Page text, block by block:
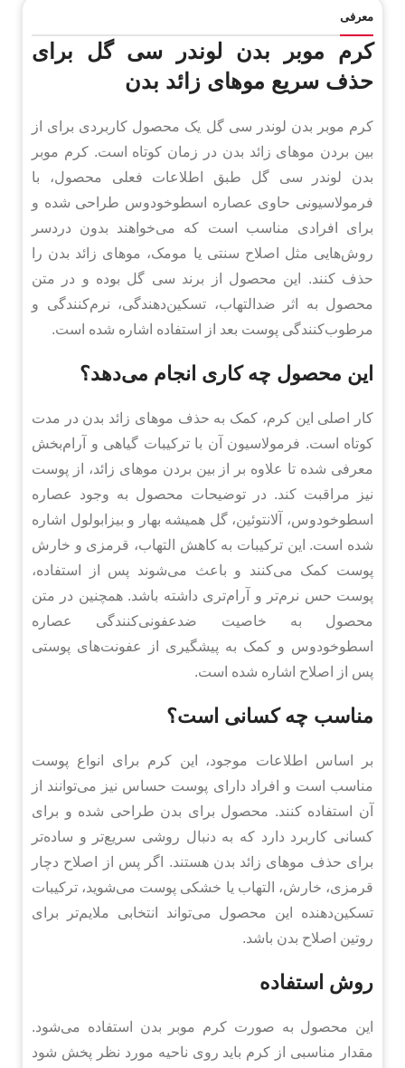
معرفی
کرم موبر بدن لوندر سی گل برای
حذف سریع موهای زائد بدن
کرم موبر بدن لوندر سی گل یک محصول کاربردی برای از
بین بردن موهای زائد بدن در زمان کوتاه است. کرم موبر
بدن لوندر سی گل طبق اطلاعات فعلی محصول، با
فرمولاسیونی حاوی عصاره اسطوخودوس طراحی شده و
برای افرادی مناسب است که می‌خواهند بدون دردسر
روش‌هایی مثل اصلاح سنتی یا مومک، موهای زائد بدن را
حذف کنند. این محصول از برند سی گل بوده و در متن
محصول به اثر ضدالتهاب، تسکین‌دهندگی، نرم‌کنندگی و
مرطوب‌کنندگی پوست بعد از استفاده اشاره شده است.
این محصول چه کاری انجام می‌دهد؟
کار اصلی این کرم، کمک به حذف موهای زائد بدن در مدت
کوتاه است. فرمولاسیون آن با ترکیبات گیاهی و آرام‌بخش
معرفی شده تا علاوه بر از بین بردن موهای زائد، از پوست
نیز مراقبت کند. در توضیحات محصول به وجود عصاره
اسطوخودوس، آلانتوئین، گل همیشه بهار و بیزابولول اشاره
شده است. این ترکیبات به کاهش التهاب، قرمزی و خارش
پوست کمک می‌کنند و باعث می‌شوند پس از استفاده،
پوست حس نرم‌تر و آرام‌تری داشته باشد. همچنین در متن
محصول به خاصیت ضدعفونی‌کنندگی عصاره
اسطوخودوس و کمک به پیشگیری از عفونت‌های پوستی
پس از اصلاح اشاره شده است.
مناسب چه کسانی است؟
بر اساس اطلاعات موجود، این کرم برای انواع پوست
مناسب است و افراد دارای پوست حساس نیز می‌توانند از
آن استفاده کنند. محصول برای بدن طراحی شده و برای
کسانی کاربرد دارد که به دنبال روشی سریع‌تر و ساده‌تر
برای حذف موهای زائد بدن هستند. اگر پس از اصلاح دچار
قرمزی، خارش، التهاب یا خشکی پوست می‌شوید، ترکیبات
تسکین‌دهنده این محصول می‌تواند انتخابی ملایم‌تر برای
روتین اصلاح بدن باشد.
روش استفاده
این محصول به صورت کرم موبر بدن استفاده می‌شود.
مقدار مناسبی از کرم باید روی ناحیه مورد نظر پخش شود